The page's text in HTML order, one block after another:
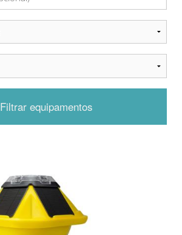
Filtrar equipamentos